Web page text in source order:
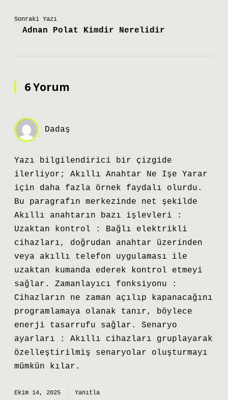
Sonraki Yazı
Adnan Polat Kimdir Nerelidir
6 Yorum
Dadaş
Yazı bilgilendirici bir çizgide
ilerliyor; Akıllı Anahtar Ne Işe Yarar
için daha fazla örnek faydalı olurdu.
Bu paragrafın merkezinde net şekilde
Akıllı anahtarın bazı işlevleri :
Uzaktan kontrol : Bağlı elektrikli
cihazları, doğrudan anahtar üzerinden
veya akıllı telefon uygulaması ile
uzaktan kumanda ederek kontrol etmeyi
sağlar. Zamanlayıcı fonksiyonu :
Cihazların ne zaman açılıp kapanacağını
programlamaya olanak tanır, böylece
enerji tasarrufu sağlar. Senaryo
ayarları : Akıllı cihazları gruplayarak
özelleştirilmiş senaryolar oluşturmayı
mümkün kılar.
Ekim 14, 2025 Yanıtla